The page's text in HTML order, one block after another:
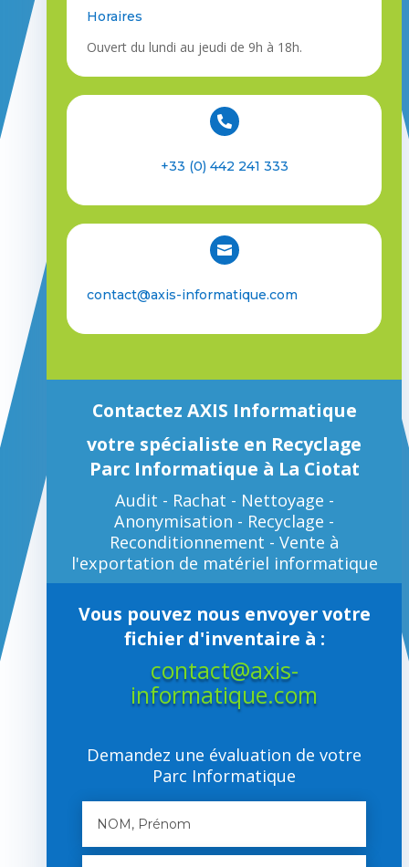
Horaires
Ouvert du lundi au jeudi de 9h à 18h.

+33 (0) 442 241 333

contact@axis-informatique.com
Contactez AXIS Informatique
votre spécialiste en Recyclage
Parc Informatique à La Ciotat
Audit - Rachat - Nettoyage -
Anonymisation - Recyclage -
Reconditionnement - Vente à
l'exportation de matériel informatique
Vous pouvez nous envoyer votre
fichier d'inventaire à :
contact@axis-
informatique.com
Demandez une évaluation de votre
Parc Informatique